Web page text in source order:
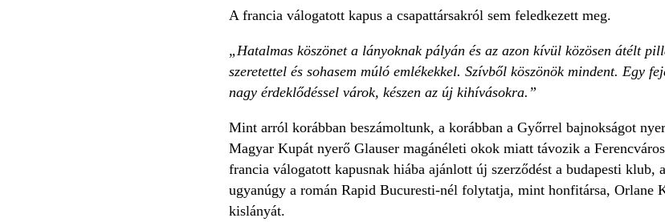
A francia válogatott kapus a csapattársakról sem feledkezett meg.
„Hatalmas köszönet a lányoknak pályán és az azon kívül közösen átélt
szeretettel és sohasem múló emlékekkel. Szívből köszönök mindent. Egy
nagy érdeklődéssel várok, készen az új kihívásokra.”
Mint arról korábban beszámoltunk, a korábban a Győrrel bajnokságot
Magyar Kupát nyerő Glauser magánéleti okok miatt távozik a
francia válogatott kapusnak hiába ajánlott új szerződést a budapesti
ugyanúgy a román Rapid Bucuresti-nél folytatja, mint honfitársa, Orlane
kislányát.